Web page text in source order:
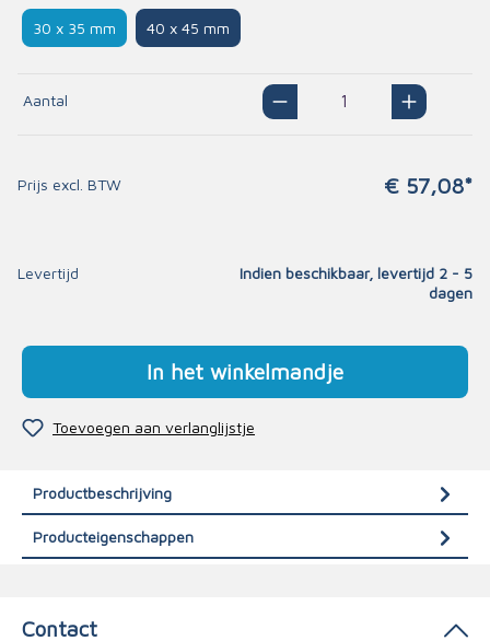
30 x 35 mm 40 x 45 mm
Aantal
Prijs excl. BTW € 57,08*
Levertijd
Indien beschikbaar, levertijd 2 - 5
dagen
In het winkelmandje
Toevoegen aan verlanglijstje
Productbeschrijving
Producteigenschappen
Contact